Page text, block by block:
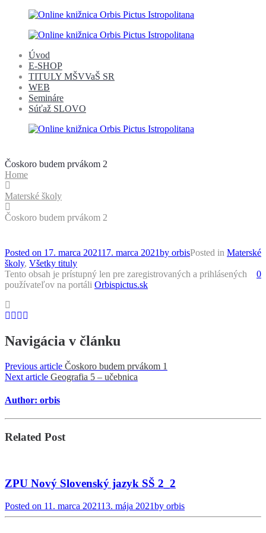
Úvod
E-SHOP
TITULY MŠVVaŠ SR
WEB
Semináre
Súťaž SLOVO
Čoskoro budem prvákom 2
Home
Materské školy
Čoskoro budem prvákom 2
Posted on 17. marca 202117. marca 2021by orbisPosted in Materské
školy, Všetky tituly
0
Tento obsah je prístupný len pre zaregistrovaných a prihlásených
používateľov na portáli Orbispictus.sk
Navigácia v článku
Previous article Čoskoro budem prvákom 1
Next article Geografia 5 – učebnica
Author: orbis
Related Post
ZPU Nový Slovenský jazyk SŠ 2_2
Posted on 11. marca 202113. mája 2021by orbis